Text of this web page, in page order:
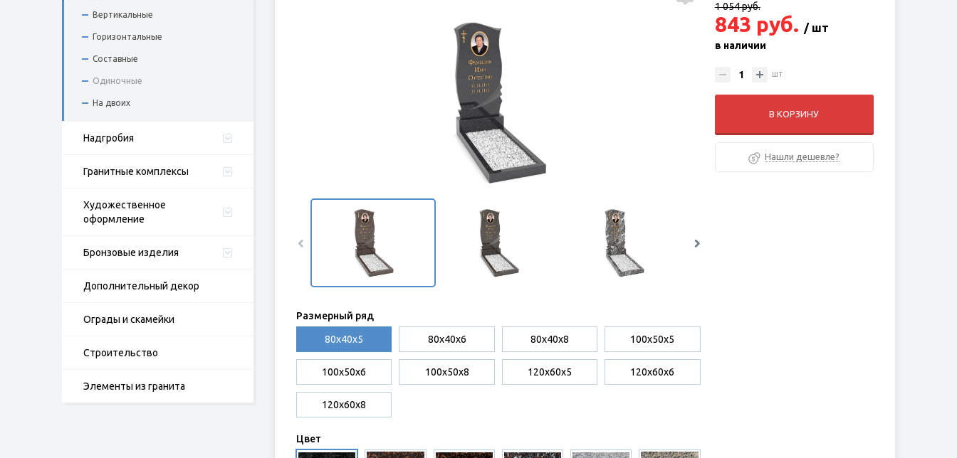
Вертикальные
Горизонтальные
Составные
Одиночные
На двоих
Надгробия
Гранитные комплексы
Художественное
оформление
Бронзовые изделия
Дополнительный декор
Ограды и скамейки
Строительство
Элементы из гранита
Размерный ряд
80x40x5 80x40x6 80x40x8 100x50x5
100x50x6 100x50x8 120х60х5 120х60х6
120х60х8
Цвет
1 054 руб.
843 руб. / шт
в наличии
шт
В КОРЗИНУ
Нашли дешевле?